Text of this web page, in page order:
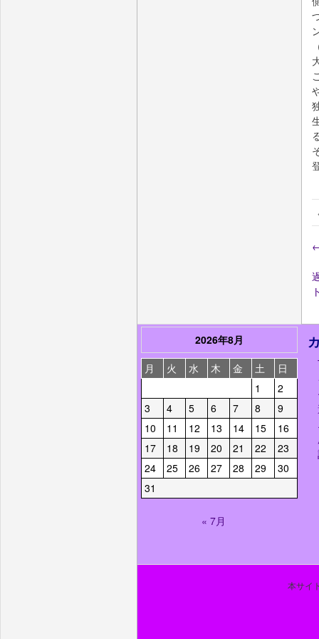
2026年8月
月
火 水 木 金 土
日
1
2
3
4 5 6 7 8
9
10
11 12 13 14 15
16
17
18 19 20 21 22
23
24
25 26 27 28 29
30
31
« 7月
本サイ